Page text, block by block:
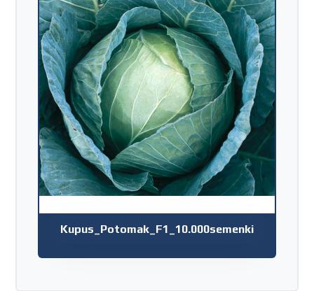
Kupus_Potomak_F1_10.000semenki